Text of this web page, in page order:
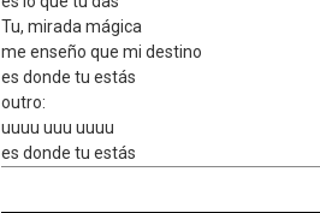
Tu, mirada mágica
me enseño que mi destino
es donde tu estás
outro:
uuuu uuu uuuu
es donde tu estás